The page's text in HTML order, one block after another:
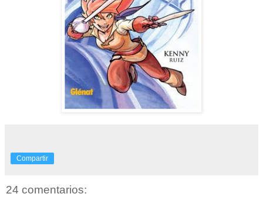
Compartir
24 comentarios: